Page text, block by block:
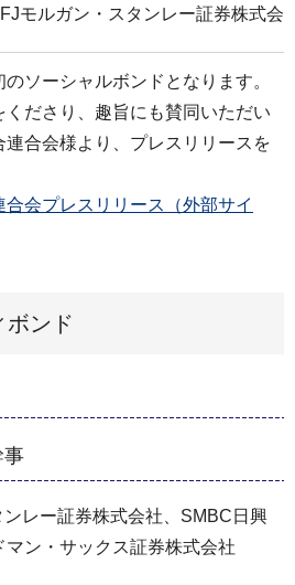
モルガン・スタンレー証券株式会
ソーシャルボンドとなります。
ださり、趣旨にも賛同いただい
合会様より、プレスリリースを
会プレスリリース（外部サイ
ボンド
事
レー証券株式会社、SMBC日興
ン・サックス証券株式会社